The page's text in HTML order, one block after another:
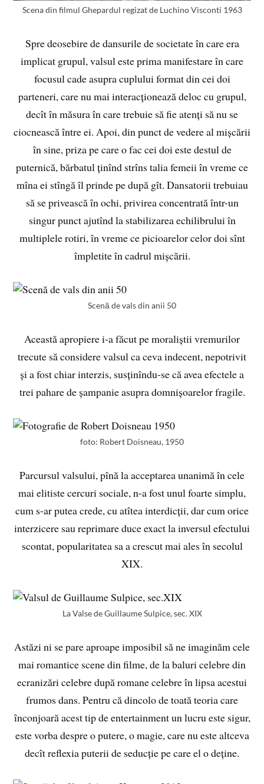
Scena din filmul Ghepardul regizat de Luchino Visconti 1963
Spre deosebire de dansurile de societate în care era
implicat grupul, valsul este prima manifestare în care
focusul cade asupra cuplului format din cei doi
parteneri, care nu mai interacționează deloc cu grupul,
decît în măsura în care trebuie să fie atenți să nu se
ciocnească între ei. Apoi, din punct de vedere al mișcării
în sine, priza pe care o fac cei doi este destul de
puternică, bărbatul ținînd strîns talia femeii în vreme ce
mîna ei stîngă îl prinde pe după gît. Dansatorii trebuiau
să se privească în ochi, privirea concentrată într-un
singur punct ajutînd la stabilizarea echilibrului în
multiplele rotiri, în vreme ce picioarelor celor doi sînt
împletite în cadrul mișcării.
Scenă de vals din anii 50
Această apropiere i-a făcut pe moraliștii vremurilor
trecute să considere valsul ca ceva indecent, nepotrivit
și a fost chiar interzis, susținîndu-se că avea efectele a
trei pahare de șampanie asupra domnișoarelor fragile.
foto: Robert Doisneau, 1950
Parcursul valsului, pînă la acceptarea unanimă în cele
mai elitiste cercuri sociale, n-a fost unul foarte simplu,
cum s-ar putea crede, cu atîtea interdicții, dar cum orice
interzicere sau reprimare duce exact la inversul efectului
scontat, popularitatea sa a crescut mai ales în secolul
XIX.
La Valse de Guillaume Sulpice, sec. XIX
Astăzi ni se pare aproape imposibil să ne imaginăm cele
mai romantice scene din filme, de la baluri celebre din
ecranizări celebre după romane celebre în lipsa acestui
frumos dans. Pentru că dincolo de toată teoria care
înconjoară acest tip de entertainment un lucru este sigur,
este vorba despre o putere, o magie, care nu este altceva
decît reflexia puterii de seducție pe care el o deține.